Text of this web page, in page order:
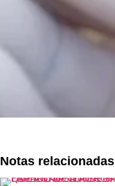
Notas relacionadas